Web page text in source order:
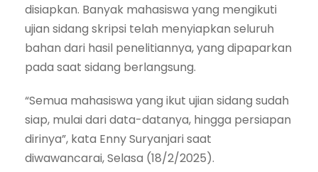
disiapkan. Banyak mahasiswa yang mengikuti
ujian sidang skripsi telah menyiapkan seluruh
bahan dari hasil penelitiannya, yang dipaparkan
pada saat sidang berlangsung.
“Semua mahasiswa yang ikut ujian sidang sudah
siap, mulai dari data-datanya, hingga persiapan
dirinya”, kata Enny Suryanjari saat
diwawancarai, Selasa (18/2/2025).